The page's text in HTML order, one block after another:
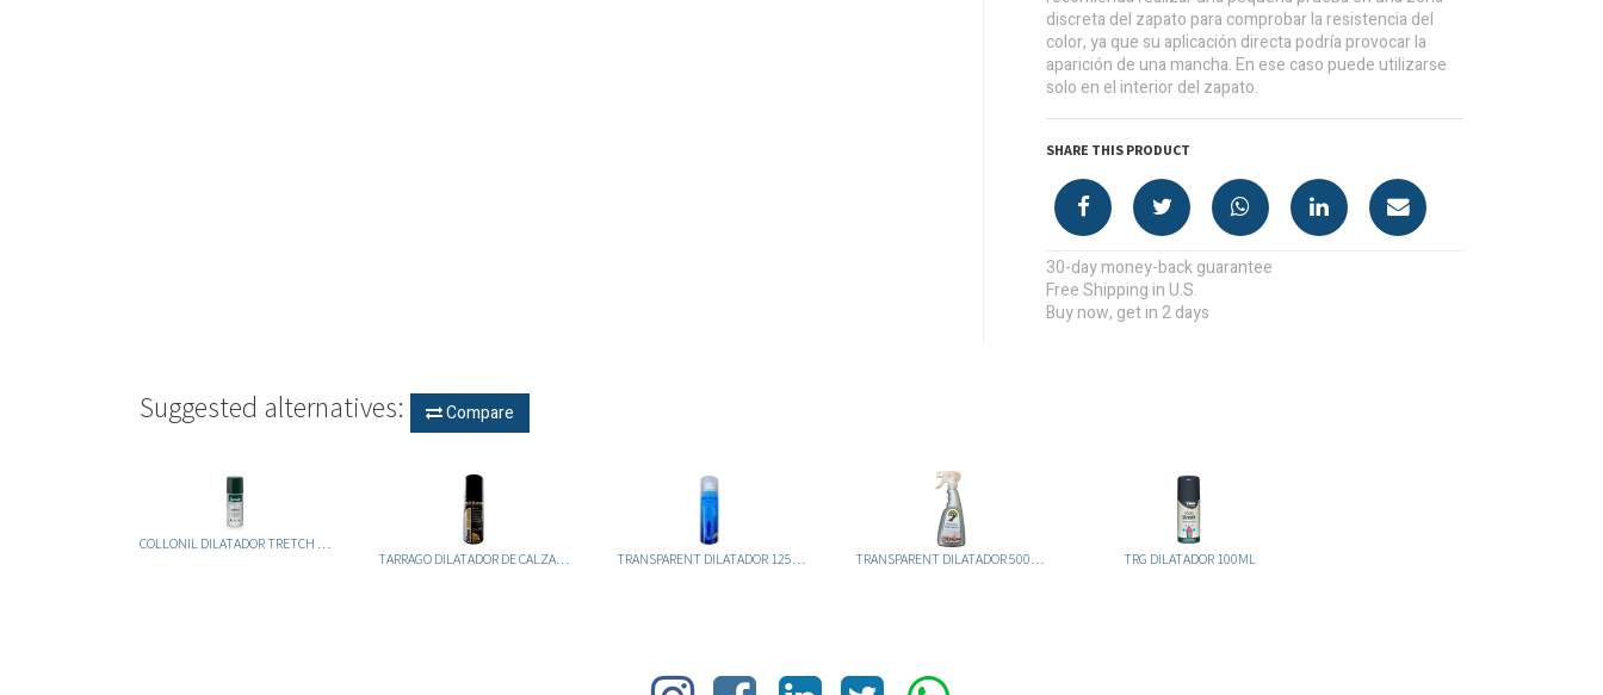
discreta del zapato para comprobar la resistencia del
color, ya que su aplicación directa podría provocar la
aparición de una mancha. En ese caso puede utilizarse
solo en el interior del zapato.
SHARE THIS PRODUCT
30-day money-back guarantee
Free Shipping in U.S.
Buy now, get in 2 days
Suggested alternatives: Compare
TRG DILATADOR 100ML